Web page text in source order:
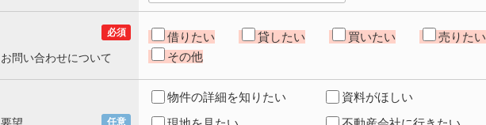
必須
お問い合わせについて
借りたい 貸したい 買いたい
売りたい
その他
任意
物件の詳細を知りたい
資料がほしい